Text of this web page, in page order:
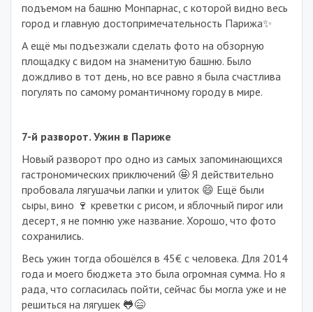
подъемом на башню Монпарнас, с которой видно весь
город и главную достопримечательность Парижа✨
А ещё мы подъезжали сделать фото на обзорную
площадку с видом на знаменитую башню. Было
дождливо в тот день, но все равно я была счастлива
погулять по самому романтичному городу в мире.
7-й разворот. Ужин в Париже
Новый разворот про одно из самых запоминающихся
гастрономических приключений 🤩 Я действительно
пробовала лягушачьи лапки и улиток 😄 Ещё были
сыры, вино 🍷 креветки с рисом, и яблочный пирог или
десерт, я не помню уже название. Хорошо, что фото
сохранились.
Весь ужин тогда обошёлся в 45€ с человека. Для 2014
года и моего бюджета это была огромная сумма. Но я
рада, что согласилась пойти, сейчас бы могла уже и не
решиться на лягушек 🐸😄